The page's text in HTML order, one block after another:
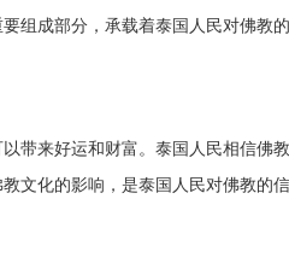
组成部分，承载着泰国人民对佛教的
带来好运和财富。泰国人民相信佛
文化的影响，是泰国人民对佛教的信